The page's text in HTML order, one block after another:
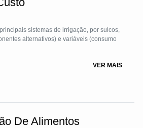
sistemas de irrigação, por sulcos,
alternativos) e variáveis (consumo
VER MAIS
De Alimentos